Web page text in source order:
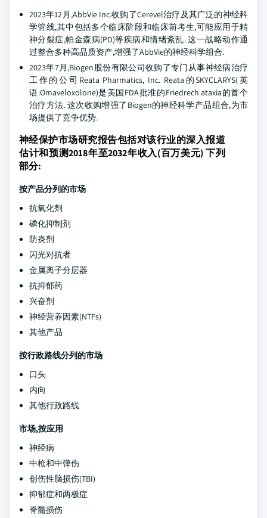
2023年12月,AbbVie Inc.收购了Cerevel治疗及其广泛的神经科
学管线,其中包括多个临床阶段和临床前考生,可能应用于精
神分裂症,帕金森病(PD)等疾病和情绪紊乱. 这一战略动作通
过整合多种高品质资产,增强了AbbVie的神经科学组合.
2023年7月,Biogen股份有限公司收购了专门从事神经病治疗
工作的公司Reata Pharmatics, Inc. Reata的SKYCLARYS(英
语:Omaveloxolone)是美国FDA批准的Friedrech ataxia的首个
治疗方法. 这次收购增强了Biogen的神经科学产品组合,为市
场提供了竞争优势.
神经保护市场研究报告包括对该行业的深入报道
估计和预测2018年至2032年收入(百万美元) 下列
部分:
按产品分列的市场
抗氧化剂
磷化抑制剂
防炎剂
闪光对抗者
金属离子分层器
抗抑郁药
兴奋剂
神经营养因素(NTFs)
其他产品
按行政路线分列的市场
口头
内向
其他行政路线
市场,按应用
神经病
中枪和中弹伤
创伤性脑损伤(TBI)
抑郁症和两极症
脊髓损伤